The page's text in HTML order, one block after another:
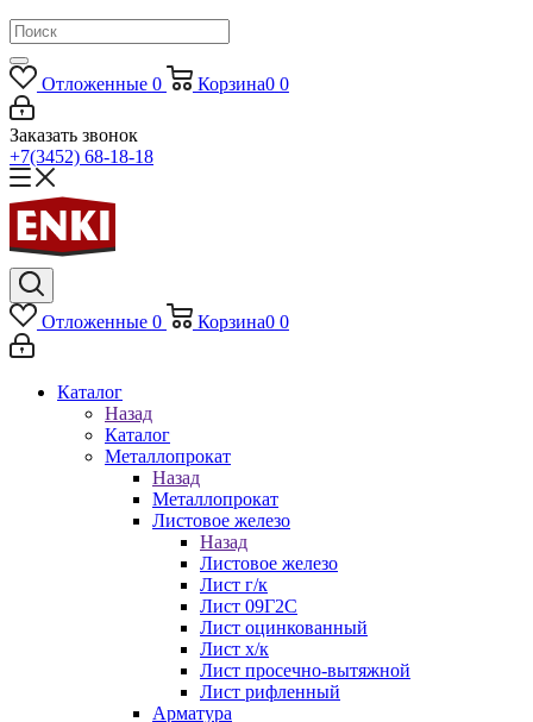
Отложенные 0 Корзина0 0
Заказать звонок
+7(3452) 68-18-18
Отложенные 0 Корзина0 0
Каталог
Назад
Каталог
Металлопрокат
Назад
Металлопрокат
Листовое железо
Назад
Листовое железо
Лист г/к
Лист 09Г2С
Лист оцинкованный
Лист х/к
Лист просечно-вытяжной
Лист рифленный
Арматура